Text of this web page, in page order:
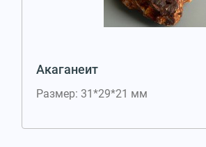
Акаганеит
Размер: 31*29*21 мм